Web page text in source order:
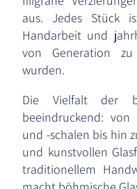
aus. Jedes Stück
Handarbeit und
von Generation zu
wurden.
Die Vielfalt der
beeindruckend: von
und -schalen bis hin
und kunstvollen
traditionellem